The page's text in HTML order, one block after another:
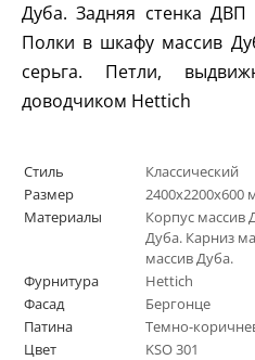
Дуба. Задняя стенка ДВП
Полки в шкафу массив
серьга. Петли,
доводчиком Hettich
Стиль
Классический
Размер
2400х2200х600
Материалы
Корпус массив
Дуба. Карниз
массив Дуба.
Фурнитура
Hettich
Фасад
Бергонце
Патина
Темно-
Цвет
KSO 301